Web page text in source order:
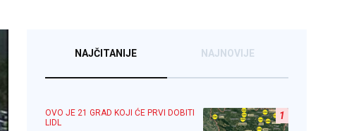
NAJČITANIJE NAJNOVIJE
1
OVO JE 21 GRAD KOJI ĆE PRVI DOBITI
LIDL